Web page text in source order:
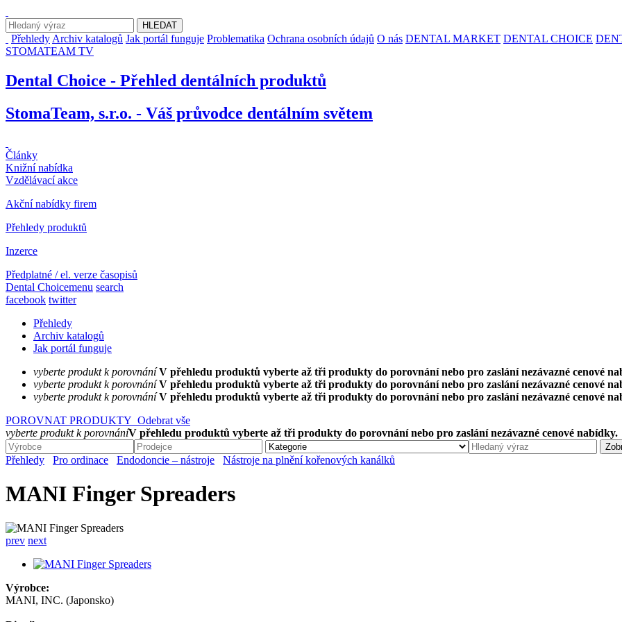
Přehledy Archiv katalogů Jak portál funguje Problematika Ochrana osobních údajů O nás DENTAL MARKET DENTAL CHOICE
STOMATEAM TV
Dental Choice - Přehled dentálních produktů
StomaTeam, s.r.o. - Váš průvodce dentálním světem
Články
Knižní nabídka
Vzdělávací akce
Akční nabídky firem
Přehledy produktů
Inzerce
Předplatné / el. verze časopisů
Dental Choicemenu search
facebook twitter
Přehledy
Archiv katalogů
Jak portál funguje
vyberte produkt k porovnání V přehledu produktů vyberte až tři produkty do porovnání nebo pro zaslání nezávazné cenové
vyberte produkt k porovnání V přehledu produktů vyberte až tři produkty do porovnání nebo pro zaslání nezávazné cenové
vyberte produkt k porovnání V přehledu produktů vyberte až tři produkty do porovnání nebo pro zaslání nezávazné cenové
POROVNAT PRODUKTY Odebrat vše
vyberte produkt k porovnáníV přehledu produktů vyberte až tři produkty do porovnání nebo pro zaslání nezávazné cenové nabídky.
Přehledy Pro ordinace Endodoncie – nástroje Nástroje na plnění kořenových kanálků
MANI Finger Spreaders
prev next
Výrobce:
MANI, INC. (Japonsko)